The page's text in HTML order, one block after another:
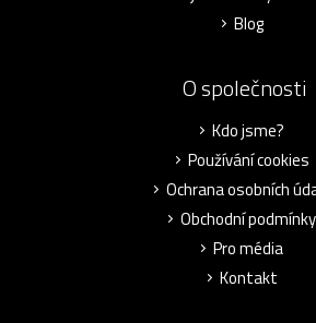
Blog
O společnosti
Kdo jsme?
Používání cookies
Ochrana osobních
Obchodní podmínky
Pro média
Kontakt